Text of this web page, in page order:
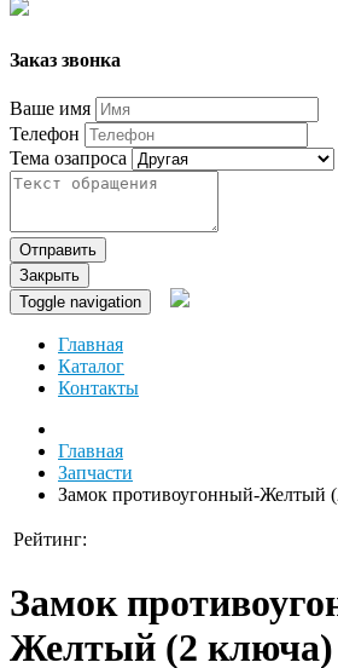
Заказ звонка
Ваше имя
Телефон
Тема озапроса
Отправить
Закрыть
Toggle navigation
Главная
Каталог
Контакты
Главная
Запчасти
Замок противоугонный-Желтый
Рейтинг:
Замок
Желтый (2 ключа)